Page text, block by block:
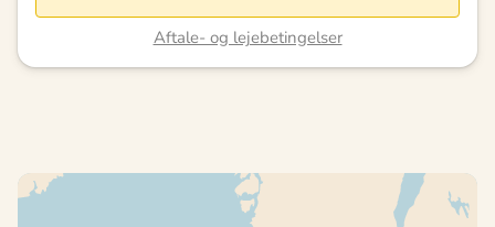
Aftale- og lejebetingelser